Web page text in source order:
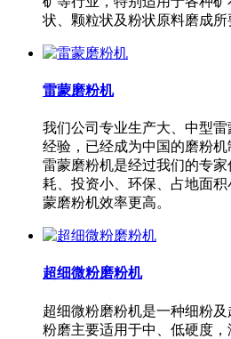
状、颗粒状及粉状原料磨成所
雷蒙磨粉机
我们公司专业生产大、中型
经验，已经成为中国的磨粉
雷蒙磨粉机是经过我们的专
耗、投资小、环保、占地面
蒙磨粉机效率更高。
超细微粉磨粉机
超细微粉磨粉机是一种细粉
粉磨主要适用于中、低硬度